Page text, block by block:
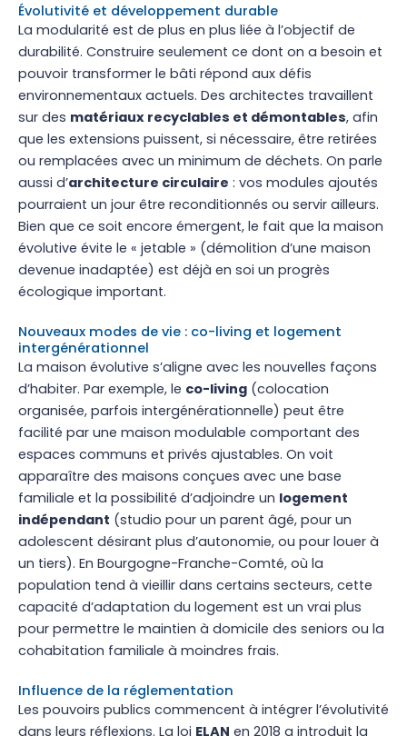
Évolutivité et développement durable
La modularité est de plus en plus liée à l’objectif de
durabilité. Construire seulement ce dont on a besoin et
pouvoir transformer le bâti répond aux défis
environnementaux actuels. Des architectes travaillent
sur des matériaux recyclables et démontables, afin
que les extensions puissent, si nécessaire, être retirées
ou remplacées avec un minimum de déchets. On parle
aussi d’architecture circulaire : vos modules ajoutés
pourraient un jour être reconditionnés ou servir ailleurs.
Bien que ce soit encore émergent, le fait que la maison
évolutive évite le « jetable » (démolition d’une maison
devenue inadaptée) est déjà en soi un progrès
écologique important.
Nouveaux modes de vie : co-living et logement
intergénérationnel
La maison évolutive s’aligne avec les nouvelles façons
d’habiter. Par exemple, le co-living (colocation
organisée, parfois intergénérationnelle) peut être
facilité par une maison modulable comportant des
espaces communs et privés ajustables. On voit
apparaître des maisons conçues avec une base
familiale et la possibilité d’adjoindre un logement
indépendant (studio pour un parent âgé, pour un
adolescent désirant plus d’autonomie, ou pour louer à
un tiers). En Bourgogne-Franche-Comté, où la
population tend à vieillir dans certains secteurs, cette
capacité d’adaptation du logement est un vrai plus
pour permettre le maintien à domicile des seniors ou la
cohabitation familiale à moindres frais.
Influence de la réglementation
Les pouvoirs publics commencent à intégrer l’évolutivité
dans leurs réflexions. La loi ELAN en 2018 a introduit la